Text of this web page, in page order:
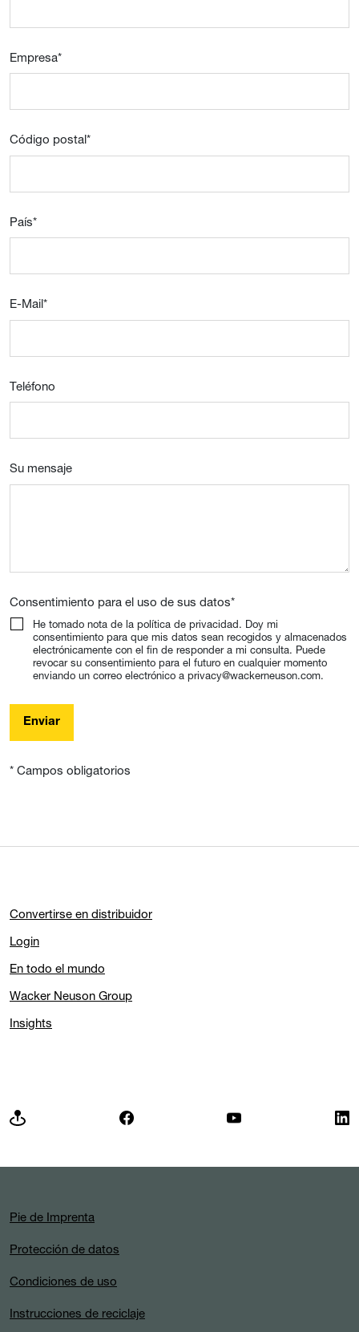
Empresa*
Código postal*
País*
E-Mail*
Teléfono
Su mensaje
Consentimiento para el uso de sus datos*
He tomado nota de la política de privacidad. Doy mi
consentimiento para que mis datos sean recogidos y almacenados
electrónicamente con el fin de responder a mi consulta. Puede
revocar su consentimiento para el futuro en cualquier momento
enviando un correo electrónico a privacy@wackerneuson.com.
Enviar
* Campos obligatorios
Convertirse en distribuidor
Login
En todo el mundo
Wacker Neuson Group
Insights
Pie de Imprenta
Protección de datos
Condiciones de uso
Instrucciones de reciclaje